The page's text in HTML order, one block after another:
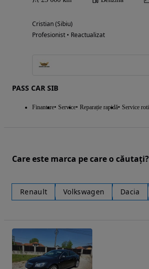
Cristian (Sibiu)
Profesionist • Reactualizat
PASS CAR SIB
Finantare Service Reparație rapidă Service roti
Care este marca pe care o căutați?
Renault Volkswagen Dacia